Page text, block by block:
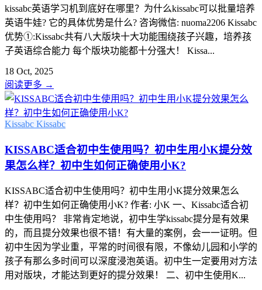
kissabc英语学习机到底好在哪里？为什么kissabc可以批量培养
英语牛娃? 它的具体优势是什么? 咨询微信: nuoma2206 Kissabc
优势①:Kissabc共有八大版块十大功能围绕孩子兴趣，培养孩
子英语综合能力 每个版块功能都十分强大！ Kissa...
18 Oct, 2025
阅读更多 →
Kissabc Kissabc
KISSABC适合初中生使用吗？初中生用小K提分效
果怎么样？初中生如何正确使用小K?
KISSABC适合初中生使用吗？初中生用小K提分效果怎么
样？初中生如何正确使用小K? 作者: 小K 一、Kissabc适合初
中生使用吗？ 非常肯定地说，初中生学kissabc提分是有效果
的，而且提分效果也很不错！有大量的案例，会一一证明。但
初中生因为学业重，平常的时间很有限，不像幼儿园和小学的
孩子有那么多时间可以深度浸泡英语。初中生一定要用对方法
用对版块，才能达到更好的提分效果！ 二、初中生使用K...